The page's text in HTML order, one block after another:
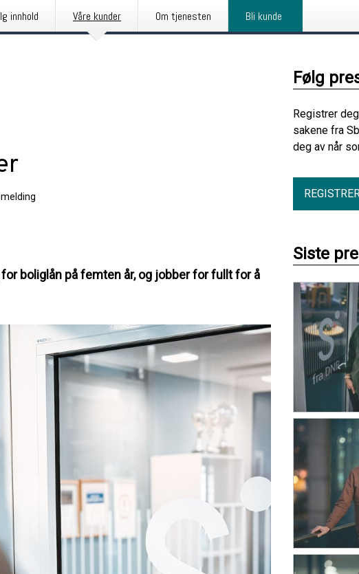
innhold Våre kunder Om tjenesten Bli kunde
boliglån på femten år, og jobber for fullt for å
Følg
Registrer
sakene fra
deg av når
Siste